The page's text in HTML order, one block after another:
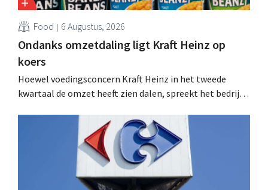
Food 6 Augustus, 2026
Ondanks omzetdaling ligt Kraft Heinz op
koers
Hoewel voedingsconcern Kraft Heinz in het tweede
kwartaal de omzet heeft zien dalen, spreekt het bedrijf
multinational verhoogt de investeringen en de
vooruitzichten.